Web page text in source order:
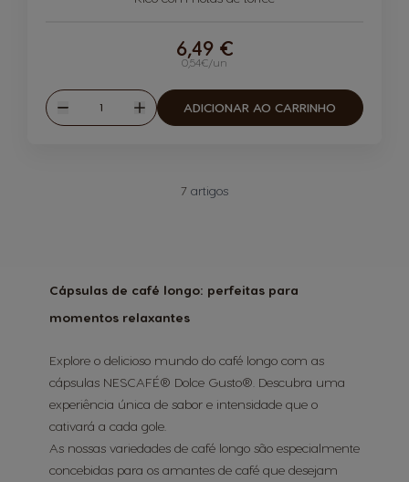
0,54€/un
6,49 €
Reduzir
Quantidade
Aumentar
ADICIONAR AO CARRINHO
7 artigos
Cápsulas de café longo: perfeitas para
momentos relaxantes
Explore o delicioso mundo do café longo com as
cápsulas NESCAFÉ® Dolce Gusto®. Descubra uma
experiência única de sabor e intensidade que o
cativará a cada gole.
As nossas variedades de café longo são especialmente
concebidas para os amantes de café que desejam